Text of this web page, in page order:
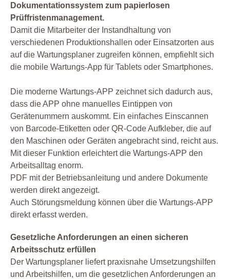
Dokumentationssystem zum papierlosen
Prüffristenmanagement.
Damit die Mitarbeiter der Instandhaltung von
verschiedenen Produktionshallen oder Einsatzorten aus
auf die Wartungsplaner zugreifen können, empfiehlt sich
die mobile Wartungs-App für Tablets oder Smartphones.
Die moderne Wartungs-APP zeichnet sich dadurch aus,
dass die APP ohne manuelles Eintippen von
Gerätenummern auskommt. Ein einfaches Einscannen
von Barcode-Etiketten oder QR-Code Aufkleber, die auf
den Maschinen oder Geräten angebracht sind, reicht aus.
Mit dieser Funktion erleichtert die Wartungs-APP den
Arbeitsalltag enorm.
PDF mit der Betriebsanleitung und andere Dokumente
werden direkt angezeigt.
Auch Störungsmeldung können über die Wartungs-APP
direkt erfasst werden.
Gesetzliche Anforderungen an einen sicheren
Arbeitsschutz erfüllen
Der Wartungsplaner liefert praxisnahe Umsetzungshilfen
und Arbeitshilfen, um die gesetzlichen Anforderungen an